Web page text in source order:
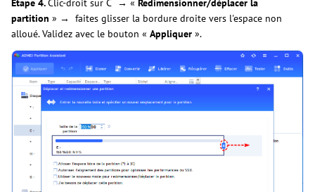
partition » → faites glisser la bordure droite vers l'espace non
alloué. Validez avec le bouton « Appliquer ».